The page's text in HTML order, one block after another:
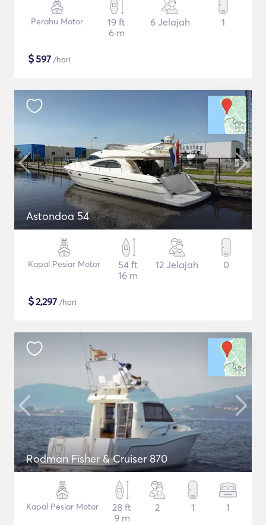
Perahu Motor
19 ft
6 m
6 Jelajah 1
$597 /hari
Astondoa 54
Kapal Pesiar Motor
54 ft
16 m
12 Jelajah 0
$2,297 /hari
Rodman Fisher & Cruiser 870
Kapal Pesiar Motor
28 ft
9 m
2 1 1